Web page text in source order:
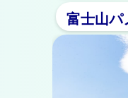
富士山パ